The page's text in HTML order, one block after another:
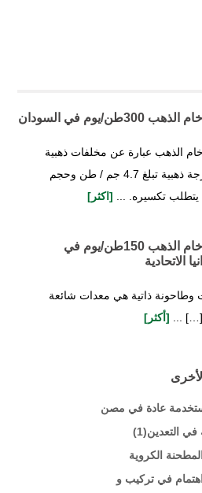
يوم في السودان
الذهب عبارة عن مخلفات ذهبية
معالجة ذات درجة ذهبية تبلغ 4.7 جم / طن وحجم
يتطلب تكسيره. ...
[اكثر]
مصنع تعدين خام الذهب 150طن/يوم في
الاتحادية
وطاحونة ذاتية هي معدات شائعة
...
[أكثر]
عادة في مصن
التعدين(1)
الكروية
اهتمام في تركيب و